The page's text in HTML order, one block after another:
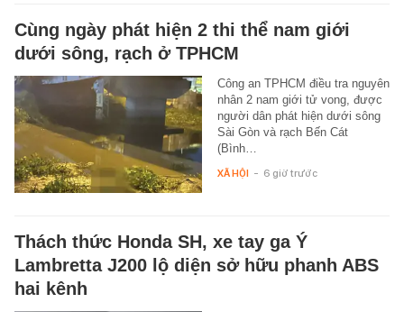
Cùng ngày phát hiện 2 thi thể nam giới
dưới sông, rạch ở TPHCM
Công an TPHCM điều tra nguyên
nhân 2 nam giới tử vong, được
người dân phát hiện dưới sông
Sài Gòn và rạch Bến Cát
(Bình…
XÃ HỘI - 6 giờ trước
Thách thức Honda SH, xe tay ga Ý
Lambretta J200 lộ diện sở hữu phanh ABS
hai kênh